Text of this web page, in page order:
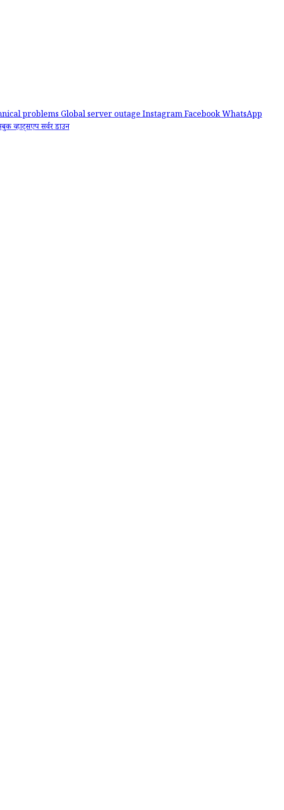
problemsGlobal server outageInstagram Facebook WhatsApp
व्हाट्सएपसर्वर डाउन